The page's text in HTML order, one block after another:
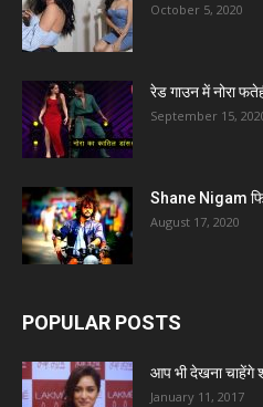
October 5, 2020
रेड गाउन में नोरा
September 15,
Shane Nigam
August 17, 2020
POPULAR POSTS
आप भी देखना चाहेंगे
January 11, 2017